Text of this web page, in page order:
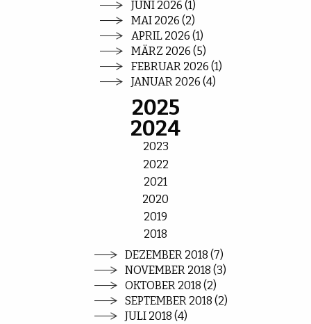
JUNI 2026 (1)
MAI 2026 (2)
APRIL 2026 (1)
MÄRZ 2026 (5)
FEBRUAR 2026 (1)
JANUAR 2026 (4)
2025
2024
2023
2022
2021
2020
2019
2018
DEZEMBER 2018 (7)
NOVEMBER 2018 (3)
OKTOBER 2018 (2)
SEPTEMBER 2018 (2)
JULI 2018 (4)